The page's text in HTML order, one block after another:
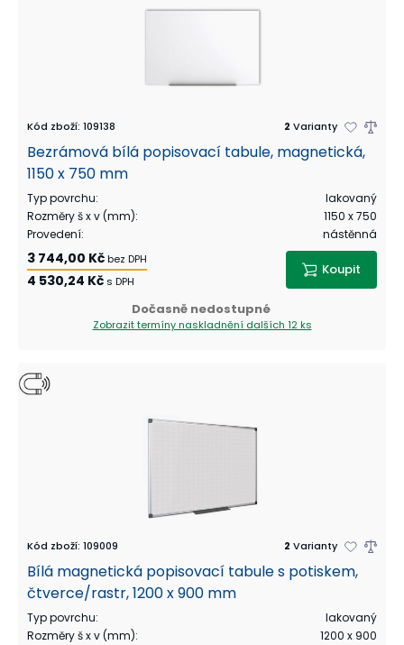
Kód zboží: 109138 2 Varianty
Bezrámová bílá popisovací tabule, magnetická,
1150 x 750 mm
Typ povrchu:
lakovaný
Rozměry š x v (mm):
1150 x 750
Provedení: nástěnná
3 744,00 Kčbez DPH
4 530,24 Kč s DPH
Koupit
Dočasně nedostupné
Zobrazit termíny naskladnění dalších 12 ks
Kód zboží: 109009 2 Varianty
Bílá magnetická popisovací tabule s potiskem,
čtverce/rastr, 1200 x 900 mm
Typ povrchu:
lakovaný
Rozměry š x v (mm):
1200 x 900